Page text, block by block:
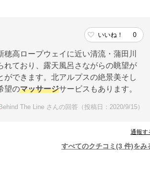
いいね！ 0
高ロープウェイに近い清流・蒲田川
ており、露天風呂さながらの眺望が
できます。北アルプスの絶景美そし
望のマッサージサービスもあります。
Behind The Line さんの回答（投稿日：2020/9/15）
通報す
すべてのクチコミ(3 件)をみ